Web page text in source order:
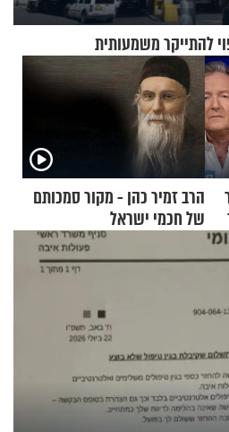
להתייקר משמעותית
הרב זמיר כהן - מקור סמכותם
של חכמי ישראל